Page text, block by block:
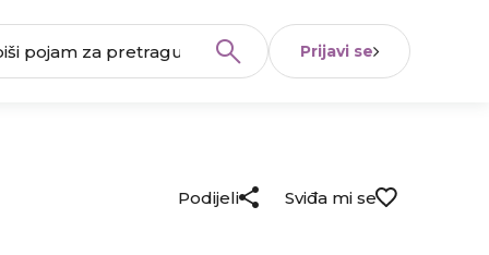
Prijavi se
Podijeli Sviđa mi se